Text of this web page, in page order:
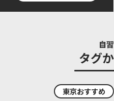
自
タグ
東京おすすめ